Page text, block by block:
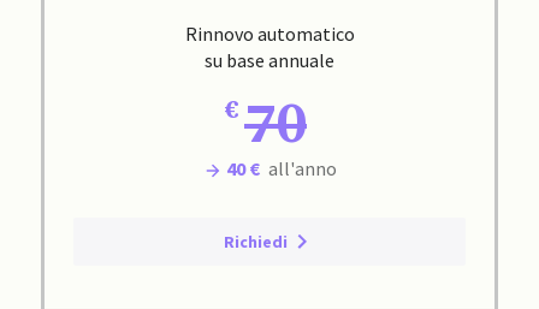
Rinnovo automatico
su base annuale
70
40 € all'anno
Richiedi